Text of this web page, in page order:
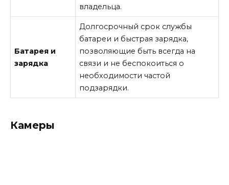
владельца.
Батарея и
зарядка
Долгосрочный срок службы
батареи и быстрая зарядка,
позволяющие быть всегда на
связи и не беспокоиться о
необходимости частой
подзарядки.
Камеры